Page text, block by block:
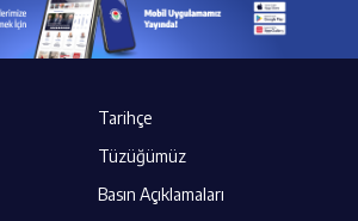
Tarihçe
Tüzüğümüz
Basın Açıklamaları